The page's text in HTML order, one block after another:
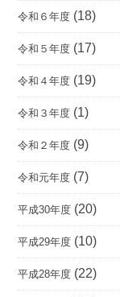
令和６年度 (18)
令和５年度 (17)
令和４年度 (19)
令和３年度 (1)
令和２年度 (9)
令和元年度 (7)
平成30年度 (20)
平成29年度 (10)
平成28年度 (22)